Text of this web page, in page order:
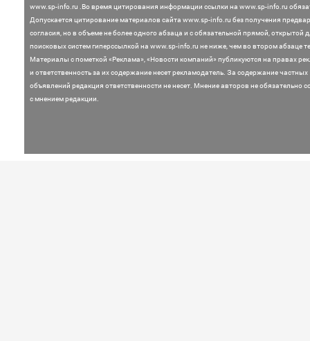
www.sp-info.ru .Во время цитирования информации ссылки на www.sp-info.ru
Допускается цитирование материалов сайта www.sp-info.ru без получения
согласия, но в объеме не более одного абзаца и с обязательной прямой, открытой
поисковых систем гиперссылкой на www.sp-info.ru не ниже, чем во втором абзаце
Материалы с пометкой «Реклама», «Новости компаний» публикуются на правах
и ответственность за их содержание несет рекламодатель. За содержание частных
объявлений редакция ответственности не несет. Мнениеавторов не обязательно
с мнением редакции.